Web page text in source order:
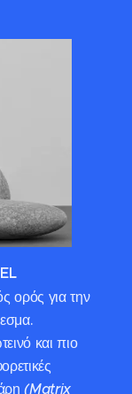
ορός για την
και πιο
(Matrix